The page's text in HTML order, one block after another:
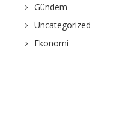
Gündem
Uncategorized
Ekonomi